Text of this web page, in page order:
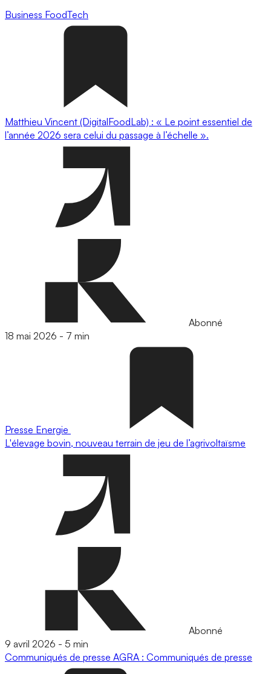
Business FoodTech
Matthieu Vincent (DigitalFoodLab) : « Le point essentiel de
l’année 2026 sera celui du passage à l’échelle ».
Abonné
18 mai 2026 - 7 min
Presse Energie
L'élevage bovin, nouveau terrain de jeu de l’agrivoltaïsme
Abonné
9 avril 2026 - 5 min
Communiqués de presse AGRA : Communiqués de presse